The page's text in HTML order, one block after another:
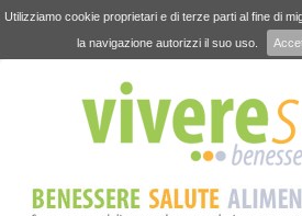
Utilizziamo cookie proprietari e di terze parti al fine di
la navigazione autorizzi il suo uso.